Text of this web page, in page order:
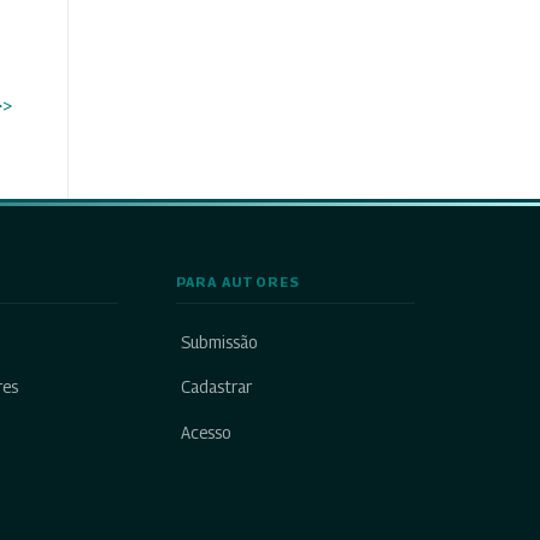
PARA AUTORES
Submissão
Cadastrar
Acesso